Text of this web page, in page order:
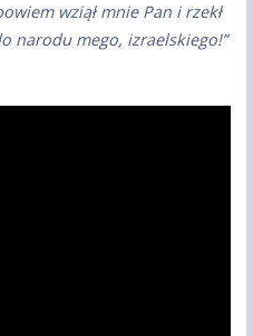
wziął mnie Pan i rzekł
narodu mego, izraelskiego!”